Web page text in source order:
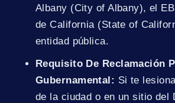
Albany (City of Albany), el
de California (State of
entidad pública.
Requisito De Reclamación Por Agravio
Gubernamental: Si te
de la ciudad o en un sitio del